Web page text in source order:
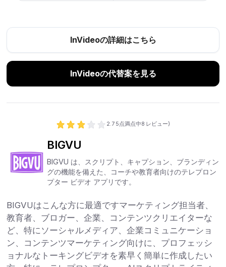
InVideoの詳細はこちら
InVideoの代替案を見る
2.7 5点満点中8 レビュー)
BIGVU
BIGVU は、スクリプト、キャプション、ブランディン
グの機能を備えた、コーチや教育者向けのテレプロン
プター ビデオ アプリです。
BIGVUはこんな方に最適ですマーケティング担当者、
教育者、ブロガー、企業、コンテンツクリエイターな
ど、特にソーシャルメディア、企業コミュニケーショ
ン、コンテンツマーケティング向けに、プロフェッシ
ョナルなトーキングビデオを素早く簡単に作成したい